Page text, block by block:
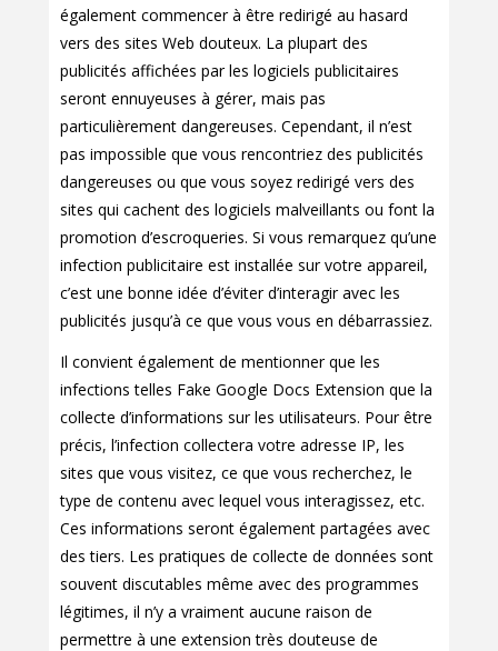
également commencer à être redirigé au hasard
vers des sites Web douteux. La plupart des
publicités affichées par les logiciels publicitaires
seront ennuyeuses à gérer, mais pas
particulièrement dangereuses. Cependant, il n’est
pas impossible que vous rencontriez des publicités
dangereuses ou que vous soyez redirigé vers des
sites qui cachent des logiciels malveillants ou font la
promotion d’escroqueries. Si vous remarquez qu’une
infection publicitaire est installée sur votre appareil,
c’est une bonne idée d’éviter d’interagir avec les
publicités jusqu’à ce que vous vous en débarrassiez.
Il convient également de mentionner que les
infections telles Fake Google Docs Extension que la
collecte d’informations sur les utilisateurs. Pour être
précis, l’infection collectera votre adresse IP, les
sites que vous visitez, ce que vous recherchez, le
type de contenu avec lequel vous interagissez, etc.
Ces informations seront également partagées avec
des tiers. Les pratiques de collecte de données sont
souvent discutables même avec des programmes
légitimes, il n’y a vraiment aucune raison de
permettre à une extension très douteuse de